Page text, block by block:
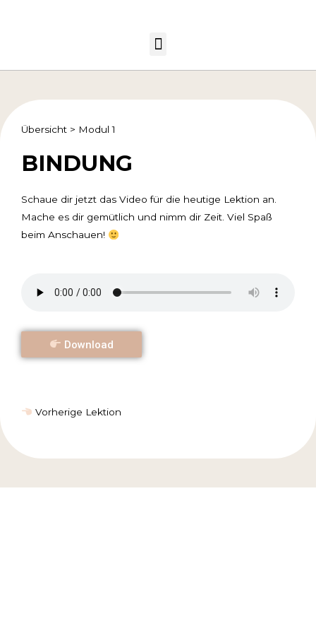
Übersicht > Modul 1
BINDUNG
Schaue dir jetzt das Video für die heutige Lektion an.
Mache es dir gemütlich und nimm dir Zeit. Viel Spaß
beim Anschauen!
Download
Vorherige Lektion